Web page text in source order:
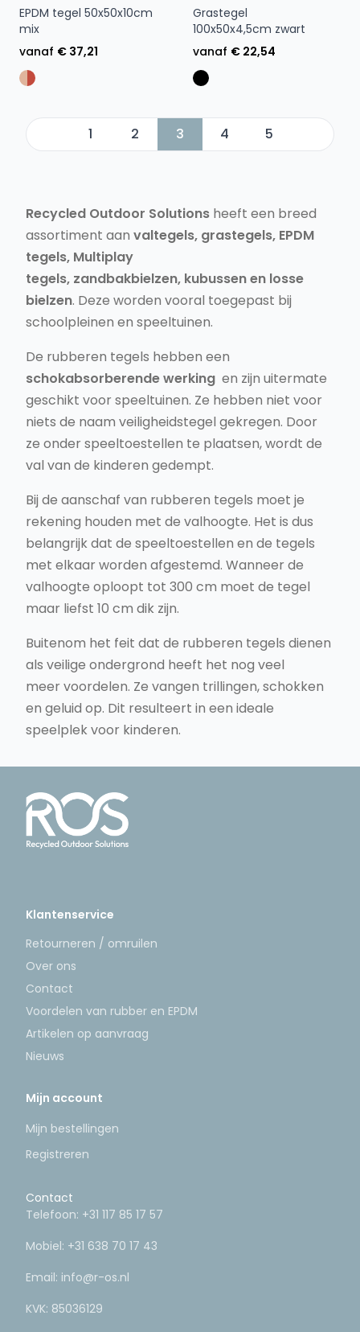
EPDM tegel 50x50x10cm
mix
vanaf € 37,21
Grastegel
100x50x4,5cm zwart
vanaf € 22,54
1 2 3 4 5
Recycled Outdoor Solutions heeft een breed
assortiment aan valtegels, grastegels, EPDM
tegels, Multiplay
tegels, zandbakbielzen, kubussen en losse
bielzen. Deze worden vooral toegepast bij
schoolpleinen en speeltuinen.
De rubberen tegels hebben een
schokabsorberende werking en zijn uitermate
geschikt voor speeltuinen. Ze hebben niet voor
niets de naam veiligheidstegel gekregen. Door
ze onder speeltoestellen te plaatsen, wordt de
val van de kinderen gedempt.
Bij de aanschaf van rubberen tegels moet je
rekening houden met de valhoogte. Het is dus
belangrijk dat de speeltoestellen en de tegels
met elkaar worden afgestemd. Wanneer de
valhoogte oploopt tot 300 cm moet de tegel
maar liefst 10 cm dik zijn.
Buitenom het feit dat de rubberen tegels dienen
als veilige ondergrond heeft het nog veel
meer voordelen. Ze vangen trillingen, schokken
en geluid op. Dit resulteert in een ideale
speelplek voor kinderen.
Klantenservice
Retourneren / omruilen
Over ons
Contact
Voordelen van rubber en EPDM
Artikelen op aanvraag
Nieuws
Mijn account
Mijn bestellingen
Registreren
Contact
Telefoon: +31 117 85 17 57
Mobiel: +31 638 70 17 43
Email: info@r-os.nl
KVK: 85036129